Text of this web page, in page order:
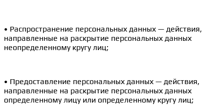
• Распространение персональных данных — действия,
направленные на раскрытие персональных данных
неопределенному кругу лиц;
• Предоставление персональных данных — действия,
направленные на раскрытие персональных данных
определенному лицу или определенному кругу лиц;